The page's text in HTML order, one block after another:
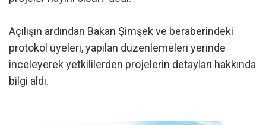
Açılışın ardından Bakan Şimşek ve beraberindeki
protokol üyeleri, yapılan düzenlemeleri yerinde
inceleyerek yetkililerden projelerin detayları hakkında
bilgi aldı.